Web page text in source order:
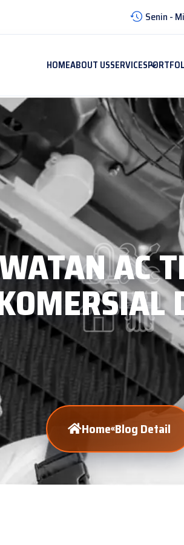
Senin -
HOMEABOUT USSERVICES
AC
Home«Blog Detail